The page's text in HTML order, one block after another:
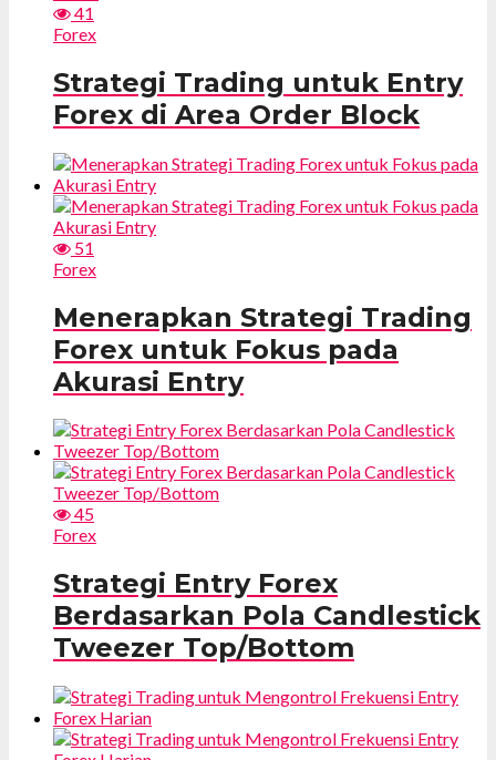
41
Forex
Strategi Trading untuk Entry
Forex di Area Order Block
51
Forex
Menerapkan Strategi Trading
Forex untuk Fokus pada
Akurasi Entry
45
Forex
Strategi Entry Forex
Berdasarkan Pola Candlestick
Tweezer Top/Bottom